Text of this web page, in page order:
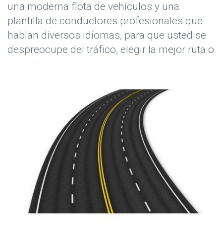
una moderna flota de vehículos y una
plantilla de conductores profesionales que
hablan diversos idiomas, para que usted se
despreocupe del tráfico, elegir la mejor ruta o